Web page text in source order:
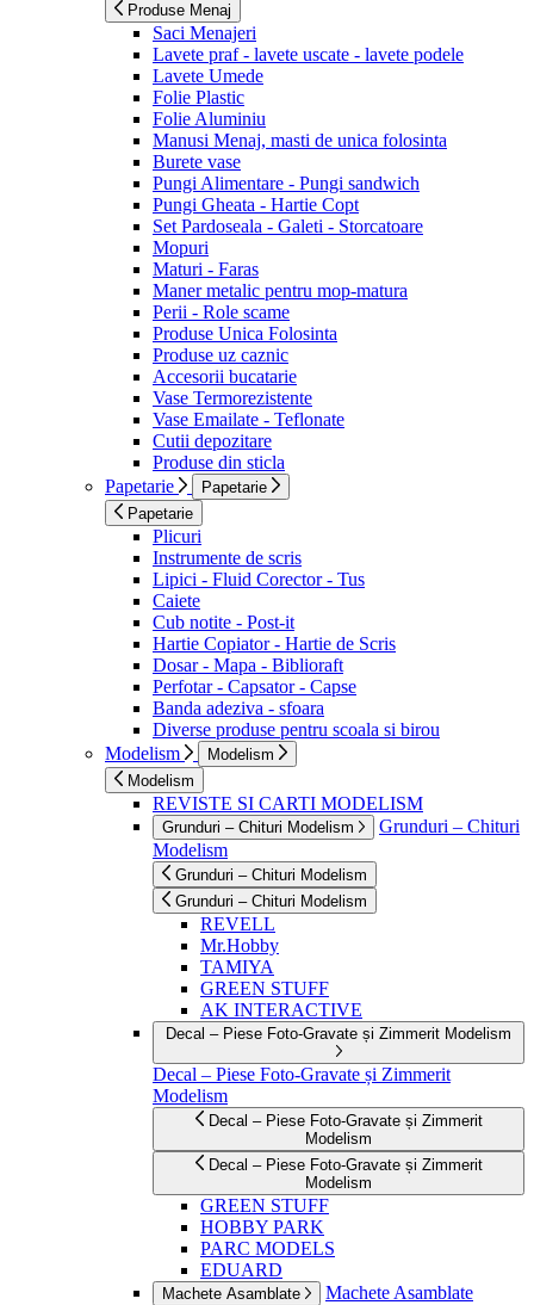
Produse Menaj
Saci Menajeri
Lavete praf - lavete uscate - lavete podele
Lavete Umede
Folie Plastic
Folie Aluminiu
Manusi Menaj, masti de unica folosinta
Burete vase
Pungi Alimentare - Pungi sandwich
Pungi Gheata - Hartie Copt
Set Pardoseala - Galeti - Storcatoare
Mopuri
Maturi - Faras
Maner metalic pentru mop-matura
Perii - Role scame
Produse Unica Folosinta
Produse uz caznic
Accesorii bucatarie
Vase Termorezistente
Vase Emailate - Teflonate
Cutii depozitare
Produse din sticla
Papetarie
Papetarie
Papetarie
Plicuri
Instrumente de scris
Lipici - Fluid Corector - Tus
Caiete
Cub notite - Post-it
Hartie Copiator - Hartie de Scris
Dosar - Mapa - Biblioraft
Perfotar - Capsator - Capse
Banda adeziva - sfoara
Diverse produse pentru scoala si birou
Modelism
Modelism
Modelism
REVISTE SI CARTI MODELISM
Grunduri – Chituri Modelism
Grunduri – Chituri
Modelism
Grunduri – Chituri Modelism
Grunduri – Chituri Modelism
REVELL
Mr.Hobby
TAMIYA
GREEN STUFF
AK INTERACTIVE
Decal – Piese Foto-Gravate și Zimmerit Modelism
Decal – Piese Foto-Gravate și Zimmerit
Modelism
Decal – Piese Foto-Gravate și Zimmerit
Modelism
Decal – Piese Foto-Gravate și Zimmerit
Modelism
GREEN STUFF
HOBBY PARK
PARC MODELS
EDUARD
Machete Asamblate Machete Asamblate